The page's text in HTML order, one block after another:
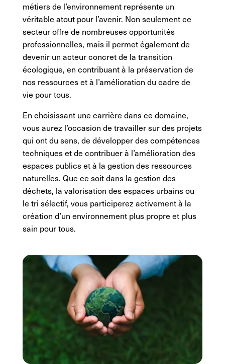
métiers de l’environnement représente un
véritable atout pour l’avenir. Non seulement ce
secteur offre de nombreuses opportunités
professionnelles, mais il permet également de
devenir un acteur concret de la transition
écologique, en contribuant à la préservation de
nos ressources et à l’amélioration du cadre de
vie pour tous.
En choisissant une carrière dans ce domaine,
vous aurez l’occasion de travailler sur des projets
qui ont du sens, de développer des compétences
techniques et de contribuer à l’amélioration des
espaces publics et à la gestion des ressources
naturelles. Que ce soit dans la gestion des
déchets, la valorisation des espaces urbains ou
le tri sélectif, vous participerez activement à la
création d’un environnement plus propre et plus
sain pour tous.